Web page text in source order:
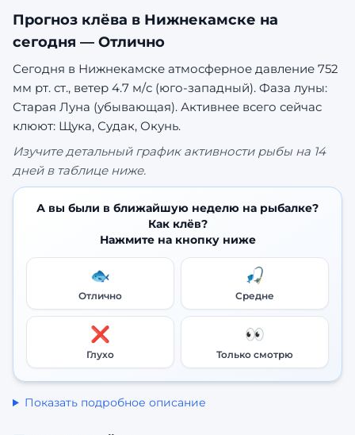
Прогноз клёва в Нижнекамске на
сегодня — Отлично
Сегодня в Нижнекамске атмосферное давление 752
мм рт. ст., ветер 4.7 м/с (юго-западный). Фаза луны:
Старая Луна (убывающая). Активнее всего сейчас
клюют: Щука, Судак, Окунь.
Изучите детальный график активности рыбы на 14
дней в таблице ниже.
А вы были в ближайшую неделю на рыбалке?
Как клёв?
Нажмите на кнопку ниже
🐟
Отлично
🎣
Средне
❌
Глухо
👀
Только смотрю
Показать подробное описание